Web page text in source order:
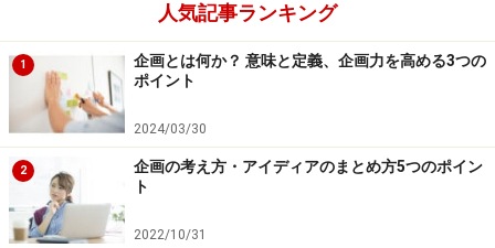
人気記事ランキング
1
企画とは何か？ 意味と定義、企画力を高める3つの
ポイント
2024/03/30
2
企画の考え方・アイディアのまとめ方5つのポイン
ト
2022/10/31